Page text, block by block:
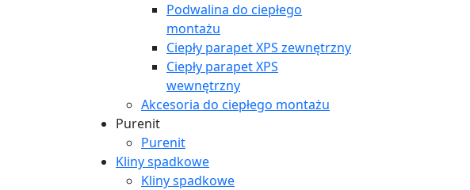
Podwalina do ciepłego
montażu
Ciepły parapet XPS zewnętrzny
Ciepły parapet XPS
wewnętrzny
Akcesoria do ciepłego montażu
Purenit
Purenit
Kliny spadkowe
Kliny spadkowe